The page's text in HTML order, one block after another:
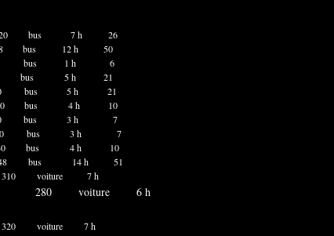
420 bus 7 h 26
908 bus 12 h 50
AR 80 bus 1 h 6
260 bus 5 h 21
310 bus 5 h 21
240 bus 4 h 10
120 bus 3 h 7
120 bus 3 h 7
240 bus 4 h 10
bus 14 h 51
voiture 7 h
280 voiture 6 h
voiture 7 h